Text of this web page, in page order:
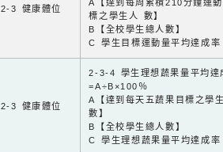
2-3 健康體位
A【達到每周累積210分鐘運
標之學生人 數】
B【全校學生總人數】
C 學生目標運動量平均達成率
2-3 健康體位
2-3-4 學生理想蔬果量平均達
=A÷B×100％
A【達到每天五蔬果目標之學
數】
B【全校學生總人數】
C 學生理想蔬果量平均達成率